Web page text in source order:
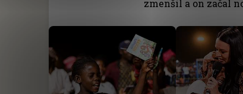
zmenšil a on začal